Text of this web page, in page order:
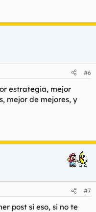
#6
estrategia, mejor
mejor de mejores, y
#7
post si eso, si no te